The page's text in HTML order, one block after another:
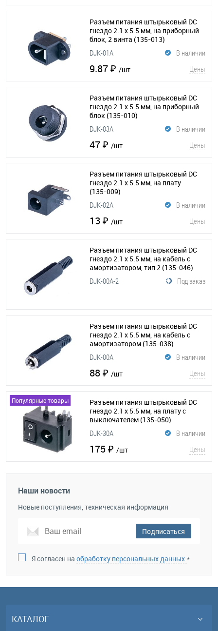
Разъем питания штырьковый DC
гнездо 2.1 х 5.5 мм, на приборный
блок, 2 винта (135-013)
В наличии
DJK-01A
9.87 ₽ /шт Цены
Разъем питания штырьковый DC
гнездо 2.1 х 5.5 мм, на приборный
блок (135-010)
В наличии
DJK-03A
47 ₽ /шт Цены
Разъем питания штырьковый DC
гнездо 2.1 х 5.5 мм, на плату
(135-009)
В наличии
DJK-02A
13 ₽ /шт Цены
Разъем питания штырьковый DC
гнездо 2.1 х 5.5 мм, на кабель с
амортизатором, тип 2 (135-046)
Под заказ
DJK-00A-2
Разъем питания штырьковый DC
гнездо 2.1 х 5.5 мм, на кабель с
амортизатором (135-038)
В наличии
DJK-00A
88 ₽ /шт Цены
Популярные товары
Разъем питания штырьковый DC
гнездо 2.1 x 5.5 мм, на плату с
выключателем (135-050)
В наличии
DJK-30A
175 ₽ /шт Цены
Наши новости
Новые поступления, техническая информация
Подписаться
Я согласен на обработку персональных данных.*
КАТАЛОГ